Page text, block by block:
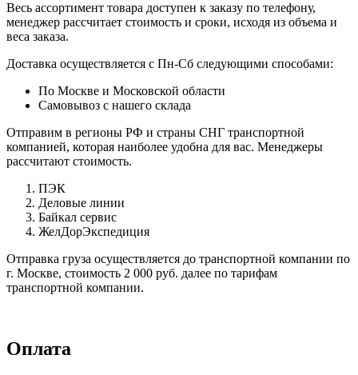
Весь ассортимент товара доступен к заказу по телефону,
менеджер рассчитает стоимость и сроки, исходя из объема и
веса заказа.
Доставка осуществляется с Пн-Сб следующими способами:
По Москве и Московской области
Самовывоз с нашего склада
Отправим в регионы РФ и страны СНГ транспортной
компанией, которая наиболее удобна для вас. Менеджеры
рассчитают стоимость.
ПЭК
Деловые линии
Байкал сервис
ЖелДорЭкспедиция
Отправка груза осуществляется до транспортной компании по
г. Москве, стоимость 2 000 руб. далее по тарифам
транспортной компании.
Оплата